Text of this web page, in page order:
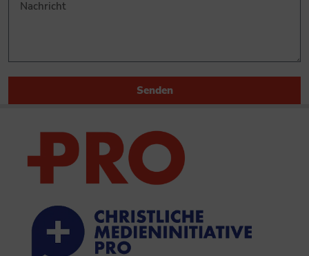
Senden